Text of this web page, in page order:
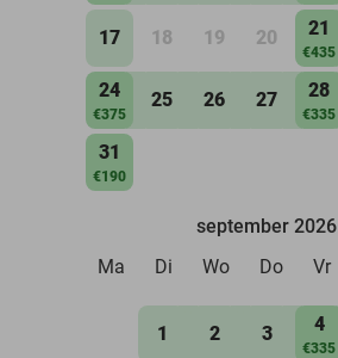
17 18 19 20 21
€435
24
€375
25 26 27 28
€335
31
€190
september 2026
Ma
Di Wo Do Vr
1 2 3 4
€335